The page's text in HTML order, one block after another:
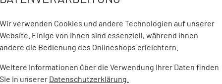
Wir verwenden Cookies und andere Technologien auf unserer
Website. Einige von ihnen sind essenziell, während ihnen
andere die Bedienung des Onlineshops erleichtern.
Weitere Informationen über die Verwendung Ihrer Daten finden
Sie in unserer Datenschutzerklärung.